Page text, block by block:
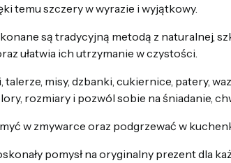
temu szczery w wyrazie i wyjątkowy.
są tradycyjną metodą z naturalnej,
ułatwia ich utrzymanie w czystości.
misy, dzbanki, cukiernice, patery,
rozmiary i pozwól sobie na śniadanie,
w zmywarce oraz podgrzewać w
pomysł na oryginalny prezent dla